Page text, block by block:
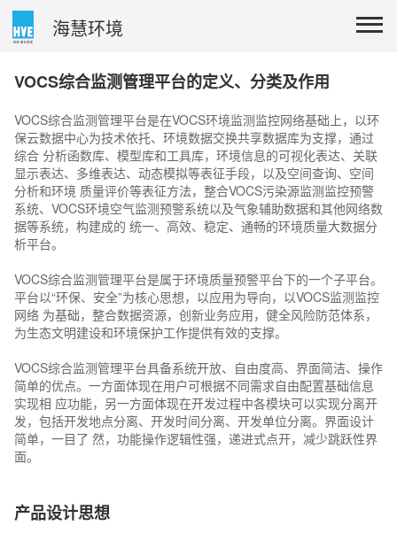
海慧环境
VOCS综合监测管理平台的定义、分类及作用
VOCS综合监测管理平台是在VOCS环境监测监控网络基础上，以环
保云数据中心为技术依托、环境数据交换共享数据库为支撑，通过
综合 分析函数库、模型库和工具库，环境信息的可视化表达、关联
显示表达、多维表达、动态模拟等表征手段，以及空间查询、空间
分析和环境 质量评价等表征方法，整合VOCS污染源监测监控预警
系统、VOCS环境空气监测预警系统以及气象辅助数据和其他网络数
据等系统，构建成的 统一、高效、稳定、通畅的环境质量大数据分
析平台。
VOCS综合监测管理平台是属于环境质量预警平台下的一个子平台。
平台以“环保、安全”为核心思想，以应用为导向，以VOCS监测监控
网络 为基础，整合数据资源，创新业务应用，健全风险防范体系，
为生态文明建设和环境保护工作提供有效的支撑。
VOCS综合监测管理平台具备系统开放、自由度高、界面简洁、操作
简单的优点。一方面体现在用户可根据不同需求自由配置基础信息
实现相 应功能，另一方面体现在开发过程中各模块可以实现分离开
发，包括开发地点分离、开发时间分离、开发单位分离。界面设计
简单，一目了 然，功能操作逻辑性强，递进式点开，减少跳跃性界
面。
产品设计思想